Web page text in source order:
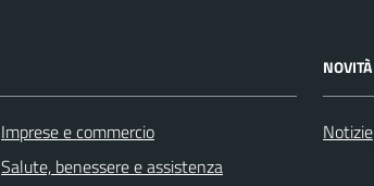
Imprese e commercio
Salute, benessere e assistenza
NOVITÀ
Notizie